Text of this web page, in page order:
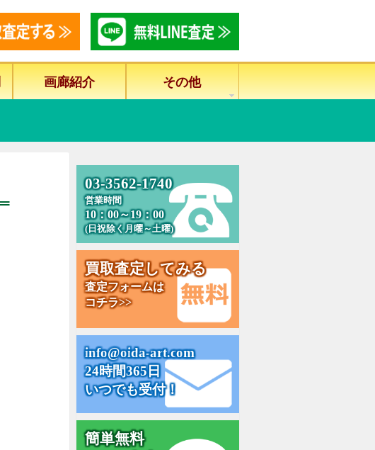
画廊紹介 その他
03-3562-1740
営業時間
10：00～19：00
(日祝除く月曜～土曜)
買取査定してみる
査定フォームは
コチラ>>
info@oida-art.com
24時間365日
いつでも受付！
簡単無料